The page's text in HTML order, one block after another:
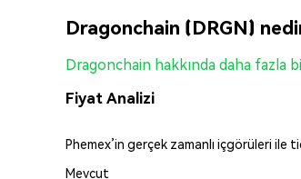
Dragonchain (DRGN)
Dragonchain hakkında daha fazla
Fiyat Analizi
Phemex’in gerçek zamanlı içgörüleri ile
Mevcut